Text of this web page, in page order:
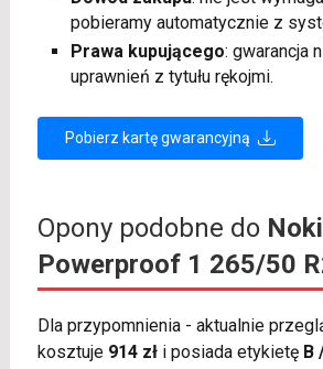
pobieramy automatycznie z
Prawa kupującego: gwarancja
uprawnień z tytułu rękojmi.
Pobierz kartę gwarancyjną
Opony podobne do
Powerproof 1 265/50
Dla przypomnienia - aktualnie
kosztuje 914 złi posiada etykietę B